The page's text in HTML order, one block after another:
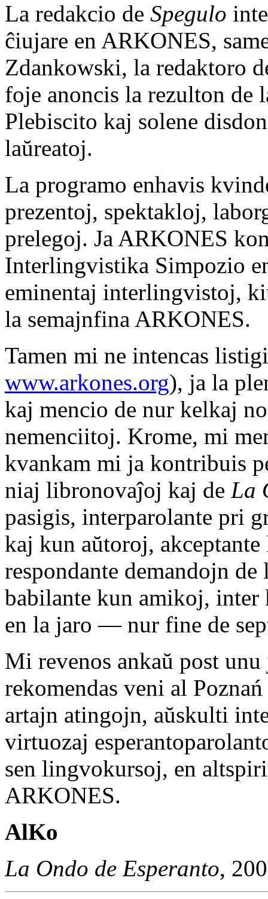
La redakcio de Spegulo
ĉiujare en ARKONES,
Zdankowski, la redaktoro
foje anoncis la rezulton de
Plebiscito kaj solene
laŭreatoj.
La programo enhavis
prezentoj, spektakloj,
prelegoj. Ja ARKONES
Interlingvistika Simpozio
eminentaj interlingvistoj,
la semajnfina ARKONES.
Tamen mi ne intencas
www.arkones.org), ja la
kaj mencio de nur kelkaj
nemenciitoj. Krome, mi
kvankam mi ja kontribuis
niaj libronovaĵoj kaj de La
pasigis, interparolante pri
kaj kun aŭtoroj,
respondante demandojn
babilante kun amikoj,
en la jaro — nur fine de
Mi revenos ankaŭ post
rekomendas veni al
artajn atingojn, aŭskulti
virtuozaj
sen lingvokursoj, en
ARKONES.
AlKo
La Ondo de Esperanto,